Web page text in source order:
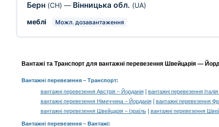
Берн (CH) — Вінницька обл. (UA)
меблі
Можл. дозавантаження
Вантажі та Транспорт для вантажні перевезення Швейцарія —
Вантажні перевезення– Транспорт:
вантажні перевезення Австрія – Йорданія|
вантажні перевезення
вантажні перевезення Німеччина – Йорданія|
вантажні перевезення
вантажні перевезення Швейцарія – Ізраїль| вантажні перевезення
Вантажні перевезення – Вантажі: